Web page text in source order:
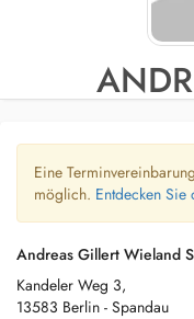
Eine
möglich. Entdecken Sie
Andreas Gillert Wieland
Kandeler Weg 3,
13583 Berlin - Spandau